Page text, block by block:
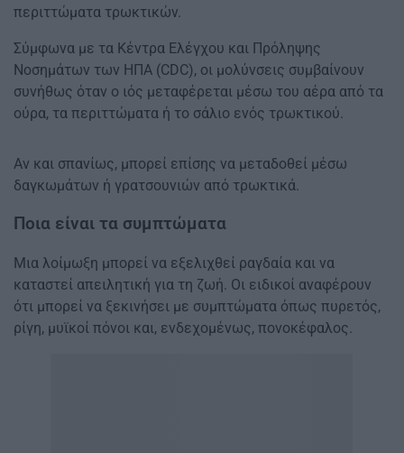
περιττώματα τρωκτικών.
Σύμφωνα με τα Κέντρα Ελέγχου και Πρόληψης
Νοσημάτων των ΗΠΑ (CDC), οι μολύνσεις συμβαίνουν
συνήθως όταν ο ιός μεταφέρεται μέσω του αέρα από τα
ούρα, τα περιττώματα ή το σάλιο ενός τρωκτικού.
Αν και σπανίως, μπορεί επίσης να μεταδοθεί μέσω
δαγκωμάτων ή γρατσουνιών από τρωκτικά.
Ποια είναι τα συμπτώματα
Μια λοίμωξη μπορεί να εξελιχθεί ραγδαία και να
καταστεί απειλητική για τη ζωή. Οι ειδικοί αναφέρουν
ότι μπορεί να ξεκινήσει με συμπτώματα όπως πυρετός,
ρίγη, μυϊκοί πόνοι και, ενδεχομένως, πονοκέφαλος.